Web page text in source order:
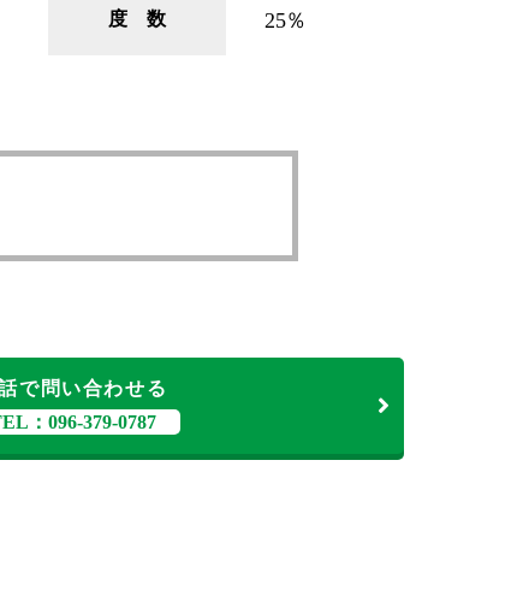
度 数 25％
で問い合わせる
：096-379-0787